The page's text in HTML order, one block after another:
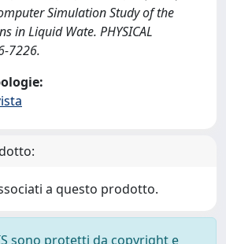
Simulation Study of the
in Liquid Wate. PHYSICAL
7226.
a questo prodotto.
sono protetti da copyright e